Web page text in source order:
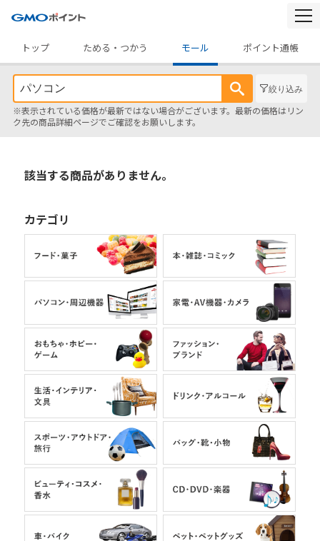
トップ
ためる・つかう モール ポイント通帳
絞り込み
※表示されている価格が最新ではない場合がございます。最新の価格はリン
ク先の商品詳細ページでご確認をお願いします。
該当する商品がありません。
カテゴリ